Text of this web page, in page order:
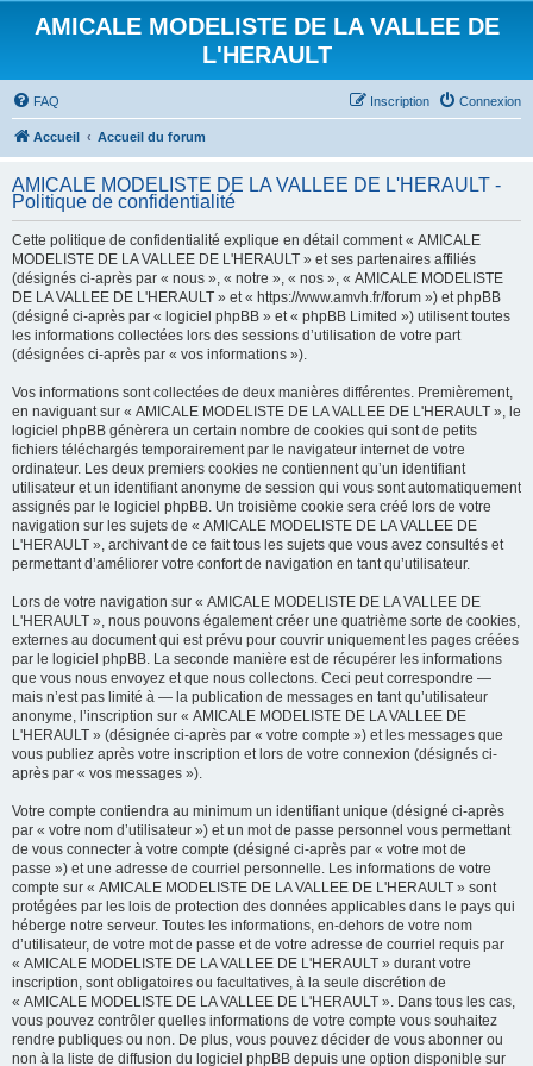
AMICALE MODELISTE DE LA VALLEE DE
L'HERAULT
FAQ Connexion
Inscription
Accueil Accueil du forum
AMICALE MODELISTE DE LA VALLEE DE L'HERAULT -
Politique de confidentialité
Cette politique de confidentialité explique en détail comment « AMICALE
MODELISTE DE LA VALLEE DE L'HERAULT » et ses partenaires affiliés
(désignés ci-après par « nous », « notre », « nos », « AMICALE MODELISTE
DE LA VALLEE DE L'HERAULT » et « https://www.amvh.fr/forum ») et phpBB
(désigné ci-après par « logiciel phpBB » et « phpBB Limited ») utilisent toutes
les informations collectées lors des sessions d’utilisation de votre part
(désignées ci-après par « vos informations »).
Vos informations sont collectées de deux manières différentes. Premièrement,
en naviguant sur « AMICALE MODELISTE DE LA VALLEE DE L'HERAULT », le
logiciel phpBB génèrera un certain nombre de cookies qui sont de petits
fichiers téléchargés temporairement par le navigateur internet de votre
ordinateur. Les deux premiers cookies ne contiennent qu’un identifiant
utilisateur et un identifiant anonyme de session qui vous sont automatiquement
assignés par le logiciel phpBB. Un troisième cookie sera créé lors de votre
navigation sur les sujets de « AMICALE MODELISTE DE LA VALLEE DE
L'HERAULT », archivant de ce fait tous les sujets que vous avez consultés et
permettant d’améliorer votre confort de navigation en tant qu’utilisateur.
Lors de votre navigation sur « AMICALE MODELISTE DE LA VALLEE DE
L'HERAULT », nous pouvons également créer une quatrième sorte de cookies,
externes au document qui est prévu pour couvrir uniquement les pages créées
par le logiciel phpBB. La seconde manière est de récupérer les informations
que vous nous envoyez et que nous collectons. Ceci peut correspondre —
mais n’est pas limité à — la publication de messages en tant qu’utilisateur
anonyme, l’inscription sur « AMICALE MODELISTE DE LA VALLEE DE
L'HERAULT » (désignée ci-après par « votre compte ») et les messages que
vous publiez après votre inscription et lors de votre connexion (désignés ci-
après par « vos messages »).
Votre compte contiendra au minimum un identifiant unique (désigné ci-après
par « votre nom d’utilisateur ») et un mot de passe personnel vous permettant
de vous connecter à votre compte (désigné ci-après par « votre mot de
passe ») et une adresse de courriel personnelle. Les informations de votre
compte sur « AMICALE MODELISTE DE LA VALLEE DE L'HERAULT » sont
protégées par les lois de protection des données applicables dans le pays qui
héberge notre serveur. Toutes les informations, en-dehors de votre nom
d’utilisateur, de votre mot de passe et de votre adresse de courriel requis par
« AMICALE MODELISTE DE LA VALLEE DE L'HERAULT » durant votre
inscription, sont obligatoires ou facultatives, à la seule discrétion de
« AMICALE MODELISTE DE LA VALLEE DE L'HERAULT ». Dans tous les cas,
vous pouvez contrôler quelles informations de votre compte vous souhaitez
rendre publiques ou non. De plus, vous pouvez décider de vous abonner ou
non à la liste de diffusion du logiciel phpBB depuis une option disponible sur